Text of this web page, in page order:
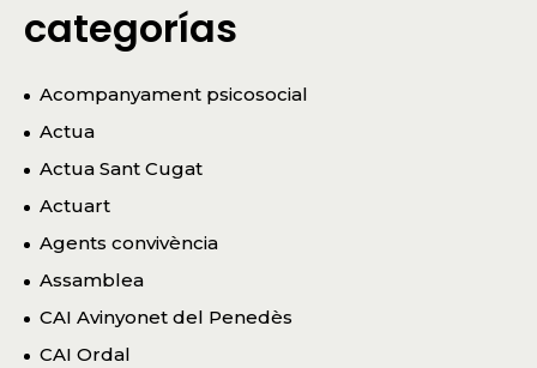
categorías
Acompanyament psicosocial
Actua
Actua Sant Cugat
Actuart
Agents convivència
Assamblea
CAI Avinyonet del Penedès
CAI Ordal